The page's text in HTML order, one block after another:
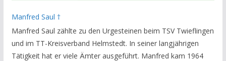
Manfred Saul †
Manfred Saul zählte zu den Urgesteinen beim TSV Twieflingen
und im TT-Kreisverband Helmstedt. In seiner langjährigen
Tätigkeit hat er viele Ämter ausgeführt. Manfred kam 1964